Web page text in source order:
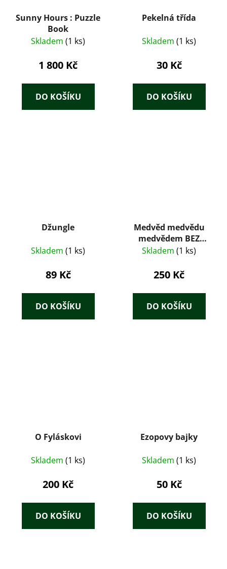
Sunny Hours : Puzzle
Book
Skladem (1 ks)
1 800 Kč
DO KOŠÍKU
Pekelná třída
Skladem (1 ks)
30 Kč
DO KOŠÍKU
Džungle
Skladem (1 ks)
89 Kč
DO KOŠÍKU
Medvěd medvědu
medvědem BEZ
PŘÍLOHY
Skladem (1 ks)
250 Kč
DO KOŠÍKU
O Fyláskovi
Skladem (1 ks)
200 Kč
DO KOŠÍKU
Ezopovy bajky
Skladem (1 ks)
50 Kč
DO KOŠÍKU